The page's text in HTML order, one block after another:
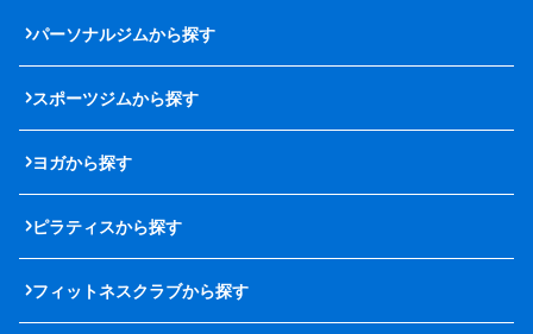
パーソナルジムから探す
スポーツジムから探す
ヨガから探す
ピラティスから探す
フィットネスクラブから探す